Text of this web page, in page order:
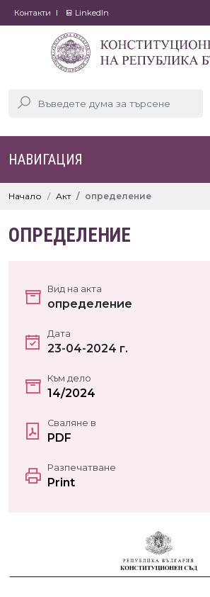
Контакти LinkedIn
НАВИГАЦИЯ
Начало Акт определение
ОПРЕДЕЛЕНИЕ
Вид на акта
определение
Дата
23-04-2024 г.
Към дело
14/2024
Сваляне в
PDF
Разпечатване
Print